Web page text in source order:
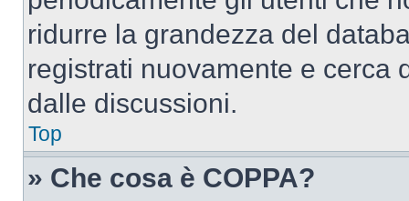
ridurre la grandezza del
registrati nuovamente e cerca
dalle discussioni.
Top
» Che cosa è COPPA?